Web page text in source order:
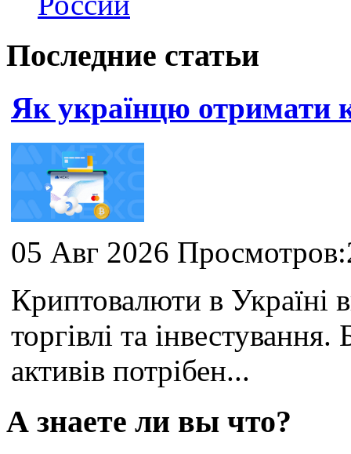
Последние статьи
Як українцю отримати
05 Авг 2026
Криптовалюти в Україні
торгівлі та
активів потрібен...
А знаете ли вы что?